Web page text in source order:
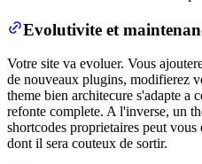
Evolutivite et
Votre site va evoluer. Vous
de nouveaux plugins, modifierez
theme bien architecure s'adapte a
refonte complete. A l'inverse, un
shortcodes proprietaires peut vous
dont il sera couteux de sortir.